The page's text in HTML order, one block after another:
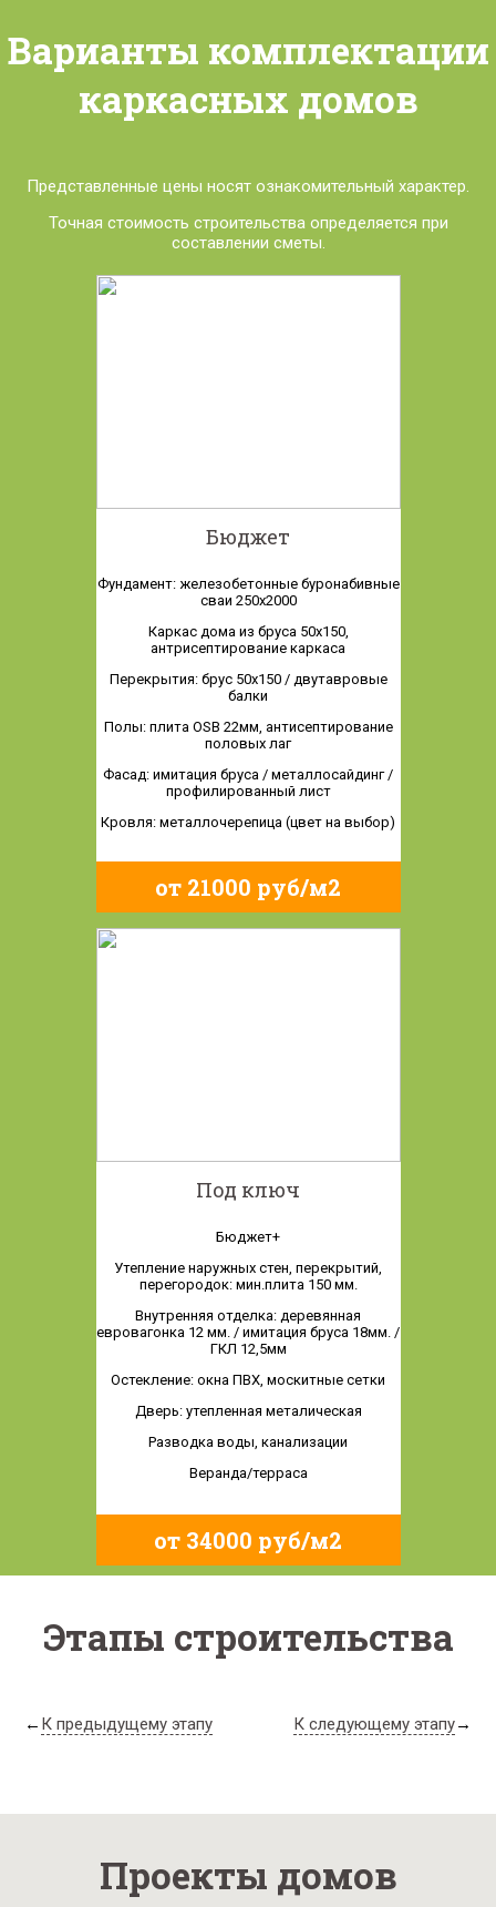
Варианты комплектации
каркасных домов
Представленные цены носят ознакомительный характер.
Точная стоимость строительства определяется при
составлении сметы.
Бюджет
Фундамент: железобетонные буронабивные
сваи 250х2000
Каркас дома из бруса 50х150,
антрисептирование каркаса
Перекрытия: брус 50х150 / двутавровые
балки
Полы: плита OSB 22мм, антисептирование
половых лаг
Фасад: имитация бруса / металлосайдинг /
профилированный лист
Кровля: металлочерепица (цвет на выбор)
от 21000 руб/м2
Под ключ
Бюджет+
Утепление наружных стен, перекрытий,
перегородок: мин.плита 150 мм.
Внутренняя отделка: деревянная
евровагонка 12 мм. / имитация бруса 18мм. /
ГКЛ 12,5мм
Остекление: окна ПВХ, москитные сетки
Дверь: утепленная металическая
Разводка воды, канализации
Веранда/терраса
от 34000 руб/м2
Этапы строительства
← К предыдущему этапу К следующему этапу→
Проекты домов